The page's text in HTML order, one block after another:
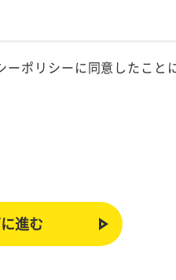
ポリシーに同意したこと